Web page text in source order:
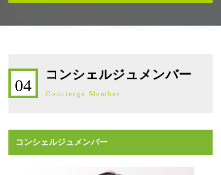
相続発生 確定申告
事業承継 節税
遺産相続 限定承認とは
事業承継 対策
事業承継 m&a
事業承継 相談
事業承継 株式譲渡
不動産売買契約 ドタキャン 売主
不動産売買契約 必要書類
不動産売買契約 流れ
不動産 寄付 税金
不動産 活用 土地
売買契約 説明義務違反
相続税 石川県
相続発生 石川県
補助金 石川県
04
コンシェルジュメンバー
Concierge Member
コンシェルジュメンバー